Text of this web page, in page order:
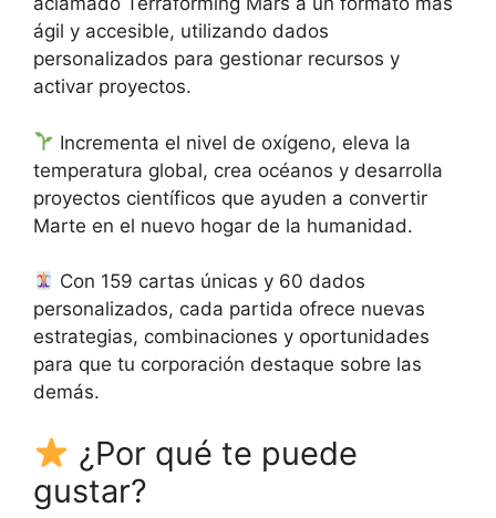
ágil y accesible, utilizando dados
personalizados para gestionar recursos y
activar proyectos.
Incrementa el nivel de oxígeno, eleva la
temperatura global, crea océanos y desarrolla
proyectos científicos que ayuden a convertir
Marte en el nuevo hogar de la humanidad.
Con 159 cartas únicas y 60 dados
personalizados, cada partida ofrece nuevas
estrategias, combinaciones y oportunidades
para que tu corporación destaque sobre las
demás.
¿Por qué te puede
gustar?